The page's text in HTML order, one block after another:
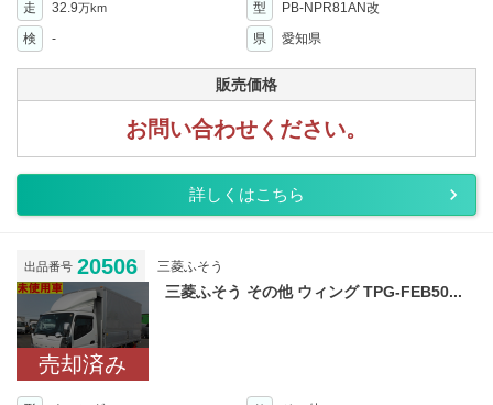
走 32.9万km 型
PB-NPR81AN改
検
- 県 愛知県
販売価格
お問い合わせください。
詳しくはこちら
出品番号 20506 三菱ふそう
売却済み
三菱ふそう その他 ウィング TPG-FEB50...